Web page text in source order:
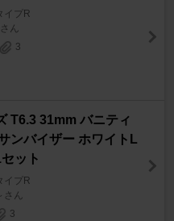
イプR
ん
3
T6.3 31mm バニティ
ンバイザー ホワイトL
ット
イプR
さん
3